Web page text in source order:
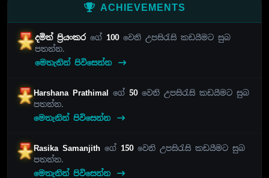
ACHIEVEMENTS
දමිත් ප්‍රියංකරගේ 100වෙනි උපසිරැසි කඩයීමට සුබ
පතන්න.
මෙතැනින් පිවිසෙන්න
Harshana Prathimal ගේ 50වෙනි උපසිරැසි කඩයීමට සුබ
පතන්න.
මෙතැනින් පිවිසෙන්න
Rasika Samanjithගේ 150වෙනි උපසිරැසි කඩයීමට සුබ
පතන්න.
මෙතැනින් පිවිසෙන්න